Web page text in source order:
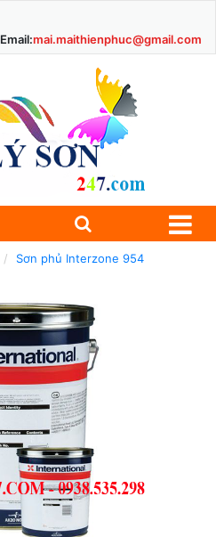
Email:mai.maithienphuc@gmail.com
Sơn phủ Interzone 954